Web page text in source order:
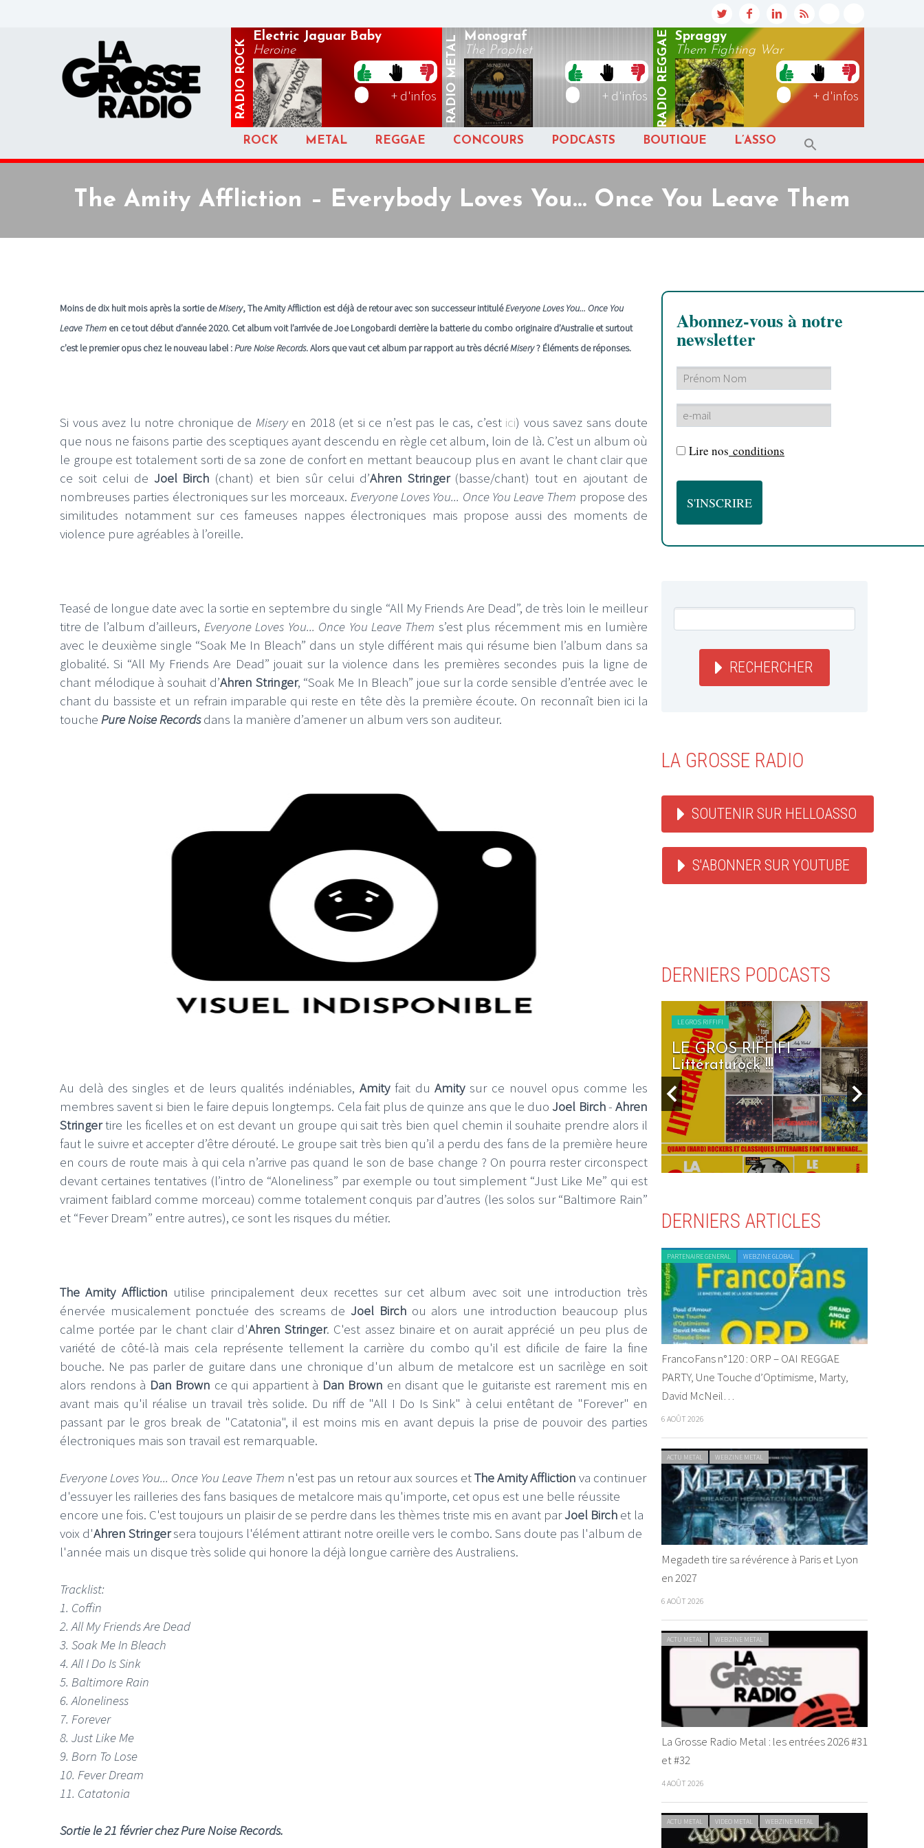
RADIO
ROCK
Electric Jaguar Baby
Heroine
+ d'infos RADIO
METAL Monograf
The Prophet
+ d'infos RADIO
REGGAE
Spraggy
Them Fighting War
+ d'infos
ROCK METAL REGGAE CONCOURS PODCASTS BOUTIQUE L’ASSO
The Amity Affliction – Everybody Loves You… Once You Leave Them
Moins de dix huit mois après la sortie deMisery, The Amity Affliction est déjà de retour avec son successeur intituléEveryone Loves You... Once You
Leave Them en ce tout début d’année 2020. Cet album voit l’arrivée de Joe Longobardi derrière la batterie du combo originaire d’Australie et surtout
c’est le premier opus chez lenouveau label :Pure Noise Records. Alors que vaut cet album par rapport au très décriéMisery? Éléments de réponses.
Si vous avez lu notre chronique de Miseryen 2018 (et si ce n’est pas le cas, c’est ici) vous savez sans doute
que nous ne faisons partie des sceptiques ayant descendu en règle cet album, loin de là. C’est un album où
le groupe est totalement sorti de sa zone de confort en mettant beaucoup plus en avant le chant clair que
ce soit celui de Joel Birch (chant) et bien sûr celui d’Ahren Stringer(basse/chant) tout en ajoutant de
nombreuses parties électroniques sur les morceaux. Everyone Loves You... Once You Leave Them propose des
similitudes notamment sur ces fameuses nappes électroniques mais propose aussi des moments de
violence pure agréables à l’oreille.
Teasé de longue date avec la sortie en septembre du single “All My Friends Are Dead”, de très loin le meilleur
titre de l’album d’ailleurs, Everyone Loves You... Once You Leave Them s’est plus récemment mis en lumière
avec le deuxième single “Soak Me In Bleach” dans un style différent mais qui résume bien l’album dans sa
globalité. Si “All My Friends Are Dead” jouait sur la violence dans les premières secondes puis la ligne de
chant mélodique à souhait d’Ahren Stringer, “Soak Me In Bleach” joue sur la corde sensible d’entrée avec le
chant du bassiste et un refrain imparable qui reste en tête dès la première écoute. On reconnaît bien ici la
touche Pure Noise Recordsdans la manière d’amener un album vers son auditeur.
Au delà des singles et de leurs qualités indéniables, Amityfait duAmitysur ce nouvel opus comme les
membres savent si bien le faire depuis longtemps. Cela fait plus de quinze ans que le duoJoel Birch-Ahren
Stringertire les ficelles et on est devant un groupe qui sait très bien quel chemin il souhaite prendre alors il
faut le suivre et accepter d’être dérouté. Le groupe sait très bien qu’il a perdu des fans de la première heure
en cours de route mais à qui cela n’arrive pas quand le son de base change ? On pourra rester circonspect
devant certaines tentatives (l’intro de “Aloneliness” par exemple ou tout simplement “Just Like Me” qui est
vraiment faiblard comme morceau) comme totalement conquis par d’autres (les solos sur “Baltimore Rain”
et “Fever Dream” entre autres), ce sont les risques du métier.
The Amity Affliction utilise principalement deux recettes sur cet album avec soit une introduction très
énervée musicalement ponctuée des screams deJoel Birchou alors une introduction beaucoup plus
calme portée par le chant clair d'Ahren Stringer. C'est assez binaire et on aurait apprécié un peu plus de
variété de côté-là mais cela représente tellement la carrière du combo qu'il est dificile de faire la fine
bouche. Ne pas parler de guitare dans une chronique d'un album de metalcore est un sacrilège en soit
alors rendons à Dan Brown ce qui appartient à Dan Brown en disant que le guitariste est rarement mis en
avant mais qu'il réalise un travail très solide. Du riff de "All I Do Is Sink" à celui entêtant de "Forever" en
passant par le gros break de "Catatonia", il est moins mis en avant depuis la prise de pouvoir des parties
électroniques mais son travail est remarquable.
Everyone Loves You... Once You Leave Them n'est pas un retour aux sources etThe Amity Affliction va continuer
d'essuyer les railleries des fans basiques de metalcore mais qu'importe, cet opus est une belle réussite
encore une fois. C'est toujours un plaisir de se perdre dans les thèmes triste mis en avant parJoel Birch et la
voix d'Ahren Stringersera toujours l'élément attirant notre oreille vers le combo. Sans doute pas l'album de
l'année mais un disque très solide qui honore la déjà longue carrière des Australiens.
Tracklist:
1. Coffin
2. All My Friends Are Dead
3. Soak Me In Bleach
4. All I Do Is Sink
5. Baltimore Rain
6. Aloneliness
7. Forever
8. Just Like Me
9. Born To Lose
10. Fever Dream
11. Catatonia
Sortie le 21 février chez Pure Noise Records.
Abonnez-vous à notre
newsletter
Lire nos conditions
RECHERCHER
LA GROSSE RADIO
SOUTENIR SUR HELLOASSO
S'ABONNER SUR YOUTUBE
DERNIERS PODCASTS
LE GROS RIFFIFI
LE GROS RIFFIFI –
Littératurock !!!
DERNIERS ARTICLES
PARTENAIRE GENERAL WEBZINE GLOBAL
FrancoFans n°120 : ORP – OAI REGGAE
PARTY, Une Touche d’Optimisme, Marty,
David McNeil…
6 AOÛT 2026
ACTU METAL WEBZINE METAL
Megadeth tire sa révérence à Paris et Lyon
en 2027
6 AOÛT 2026
ACTU METAL WEBZINE METAL
La Grosse Radio Metal : les entrées 2026 #31
et #32
4 AOÛT 2026
ACTU METAL VIDEO METAL WEBZINE METAL